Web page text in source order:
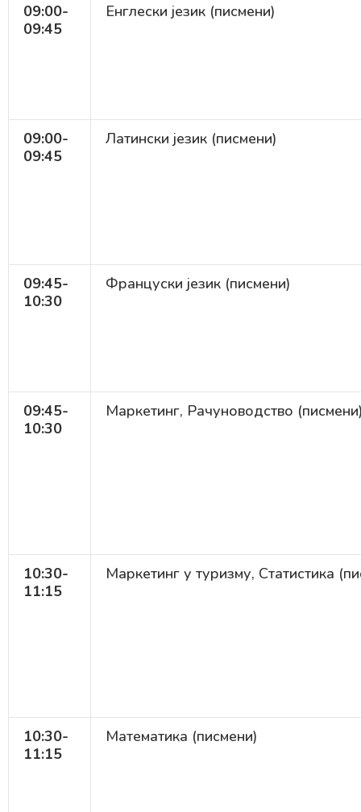
09:00-
09:45
Енглески језик (писмени)
09:00-
09:45
Латински језик (писмени)
09:45-
10:30
Француски језик (писмени)
09:45-
10:30
Маркетинг, Рачуноводство
10:30-
11:15
Маркетинг у туризму, Статистика
10:30-
11:15
Математика (писмени)